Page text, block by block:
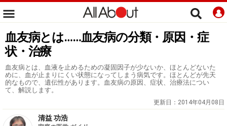
血友病とは……血友病の分類・原因・症
状・治療
血友病とは、血液を止めるための凝固因子が少ないか、ほとんどないた
めに、血が止まりにくい状態になってしまう病気です。ほとんどが先天
的なもので、遺伝性があります。血友病の原因、症状、治療法につい
て、解説します。
更新日： 2014年04月08日
清益 功浩